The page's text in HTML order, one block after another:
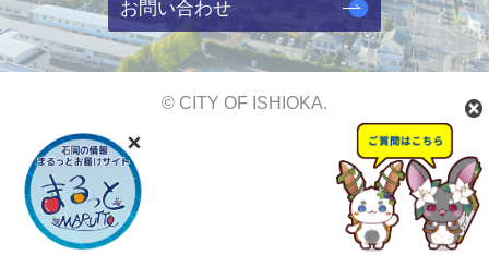
お問い合わせ
© CITY OF ISHIOKA.